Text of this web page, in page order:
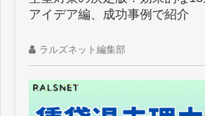
アイデア編、成功事例で紹介
ラルズネット編集部